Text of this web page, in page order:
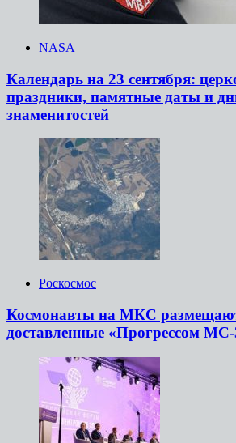
NASA
Календарь на 23 сентября:
праздники, памятные даты и
знаменитостей
Роскосмос
Космонавты на МКС
доставленные «Прогрессом МС-